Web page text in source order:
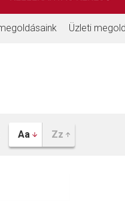
Üzleti